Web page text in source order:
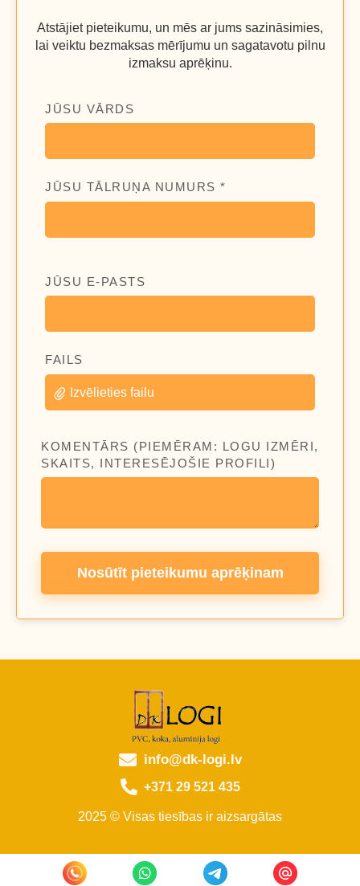
Atstājiet pieteikumu, un mēs ar jums sazināsimies,
lai veiktu bezmaksas mērījumu un sagatavotu pilnu
izmaksu aprēķinu.
JŪSU VĀRDS
JŪSU TĀLRUŅA NUMURS *
JŪSU E-PASTS
FAILS
Izvēlieties failu
KOMENTĀRS (PIEMĒRAM: LOGU IZMĒRI,
SKAITS, INTERESĒJOŠIE PROFILI)
Nosūtīt pieteikumu aprēķinam
info@dk-logi.lv
+371 29 521 435
2025 © Visas tiesības ir aizsargātas